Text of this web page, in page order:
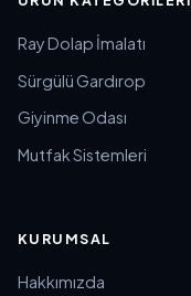
Ray Dolap İmalatı
Sürgülü Gardırop
Giyinme Odası
Mutfak Sistemleri
KURUMSAL
Hakkımızda